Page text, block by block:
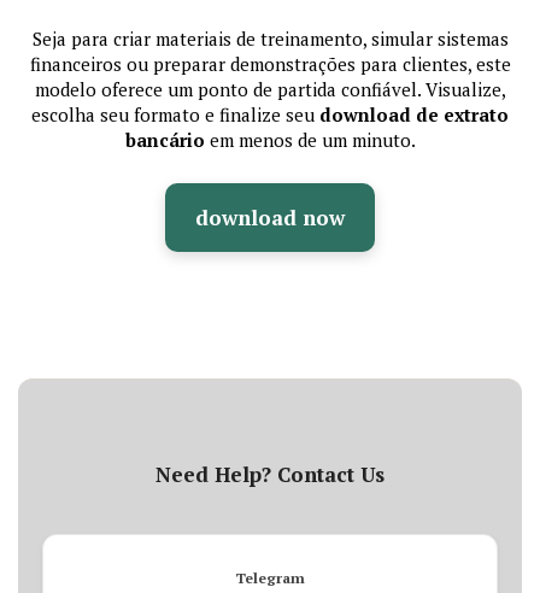
Seja para criar materiais de treinamento, simular sistemas
financeiros ou preparar demonstrações para clientes, este
modelo oferece um ponto de partida confiável. Visualize,
escolha seu formato e finalize seu download de extrato
bancário em menos de um minuto.
download now
Need Help? Contact Us
Telegram